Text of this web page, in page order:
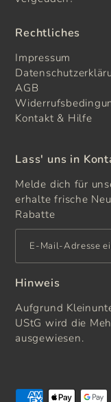
AGB
Kontakt & Hilfe
erhalte frische
Rabatte
Hinweis
UStG wird die
ausgewiesen.